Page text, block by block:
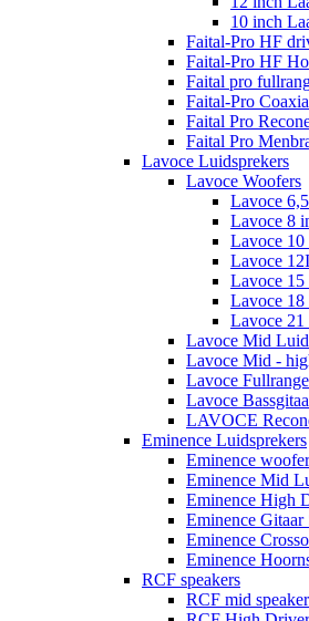
10 inch
Faital-Pro HF
Faital-Pro HF
Faital pro
Faital-Pro
Faital Pro
Faital Pro
Lavoce Luidsprekers
Lavoce Woofers
Lavoce
Lavoce 8
Lavoce 10
Lavoce
Lavoce 15
Lavoce 18
Lavoce
Lavoce Mid
Lavoce Mid -
Lavoce
Lavoce
LAVOCE
Eminence Luidsprekers
Eminence
Eminence Mid
Eminence High
Eminence Gitaar
Eminence
Eminence
RCF speakers
RCF mid